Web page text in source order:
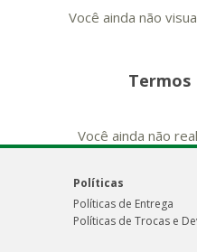
Você ainda não
Termos
Você ainda não
Políticas
Políticas de Entrega
Políticas de Trocas e